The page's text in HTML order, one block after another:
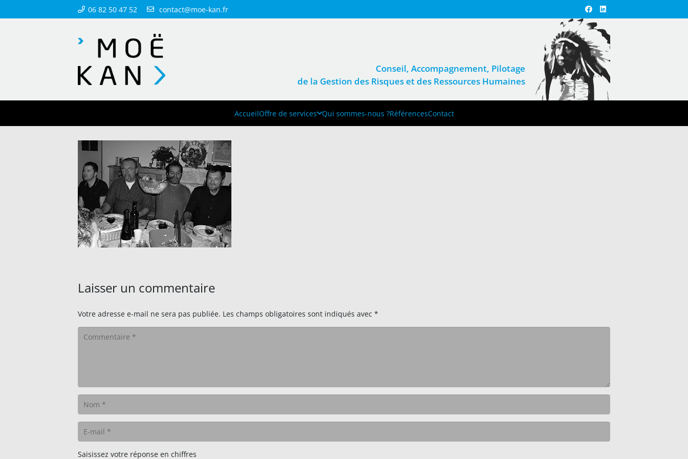
06 82 50 47 52 contact@moe-kan.fr
Conseil, Accompagnement, Pilotage
de la Gestion des Risques et des Ressources Humaines
AccueilOffre de services Qui sommes-nous ?RéférencesContact
Laisser un commentaire
Votre adresse e-mail ne sera pas publiée. Les champs obligatoires sont indiqués avec *
Saisissez votre réponse en chiffres